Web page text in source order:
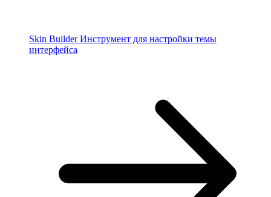
Skin Builder Инструмент для настройки темы
интерфейса